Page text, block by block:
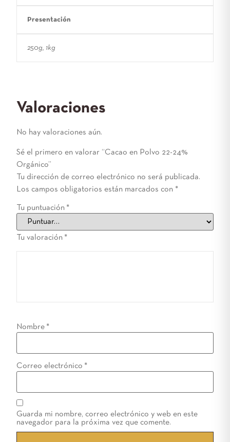
Presentación
250g, 1kg
Valoraciones
No hay valoraciones aún.
Sé el primero en valorar “Cacao en Polvo 22-24%
Orgánico”
Tu dirección de correo electrónico no será publicada.
Los campos obligatorios están marcados con *
Tu puntuación *
Tu valoración *
Nombre *
Correo electrónico *
Guarda mi nombre, correo electrónico y web en este
navegador para la próxima vez que comente.